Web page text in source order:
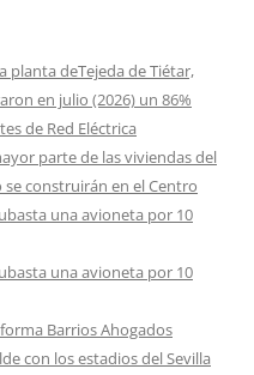
planta deTejeda de Tiétar,
en julio (2026) un 86%
de Red Eléctrica
parte de las viviendas del
se construirán en el Centro
una avioneta por 10
una avioneta por 10
Barrios Ahogados
con los estadios del Sevilla